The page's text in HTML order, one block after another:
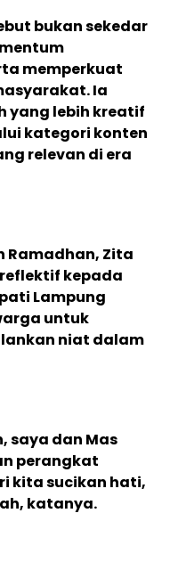
bukan sekedar
memperkuat
Ia
yang lebih kreatif
kategori konten
relevan di era
Ramadhan, Zita
kepada
Lampung
untuk
niat dalam
saya dan Mas
perangkat
kita sucikan hati,
katanya.